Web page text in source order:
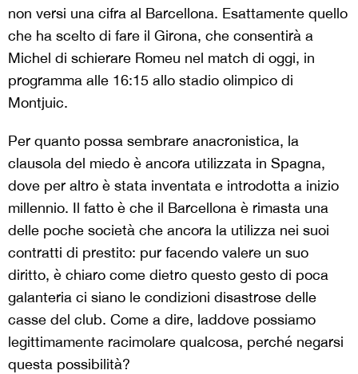
non versi una cifra al Barcellona. Esattamente quello
che ha scelto di fare il Girona, che consentirà a
Michel di schierare Romeu nel match di oggi, in
programma alle 16:15 allo stadio olimpico di
Montjuic.
Per quanto possa sembrare anacronistica, la
clausola del miedo è ancora utilizzata in Spagna,
dove per altro è stata inventata e introdotta a inizio
millennio. Il fatto è che il Barcellona è rimasta una
delle poche società che ancora la utilizza nei suoi
contratti di prestito: pur facendo valere un suo
diritto, è chiaro come dietro questo gesto di poca
galanteria ci siano le condizioni disastrose delle
casse del club. Come a dire, laddove possiamo
legittimamente racimolare qualcosa, perché negarsi
questa possibilità?